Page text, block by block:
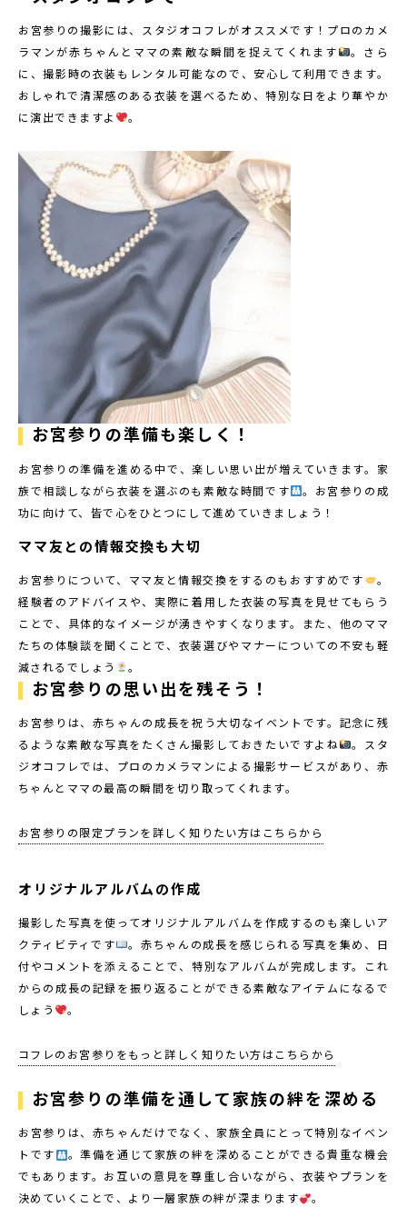
お宮参りの撮影には、スタジオコフレがオススメです！プロのカメ
ラマンが赤ちゃんとママの素敵な瞬間を捉えてくれます
。さら
に、撮影時の衣装もレンタル可能なので、安心して利用できます。
おしゃれで清潔感のある衣装を選べるため、特別な日をより華やか
に演出できますよ
。
お宮参りの準備も楽しく！
お宮参りの準備を進める中で、楽しい思い出が増えていきます。家
族で相談しながら衣装を選ぶのも素敵な時間です
。お宮参りの成
功に向けて、皆で心をひとつにして進めていきましょう！
ママ友との情報交換も大切
お宮参りについて、ママ友と情報交換をするのもおすすめです
。
経験者のアドバイスや、実際に着用した衣装の写真を見せてもらう
ことで、具体的なイメージが湧きやすくなります。また、他のママ
たちの体験談を聞くことで、衣装選びやマナーについての不安も軽
減されるでしょう
。
お宮参りの思い出を残そう！
お宮参りは、赤ちゃんの成長を祝う大切なイベントです。記念に残
るような素敵な写真をたくさん撮影しておきたいですよね
。スタ
ジオコフレでは、プロのカメラマンによる撮影サービスがあり、赤
ちゃんとママの最高の瞬間を切り取ってくれます。
お宮参りの限定プランを詳しく知りたい方はこちらから
オリジナルアルバムの作成
撮影した写真を使ってオリジナルアルバムを作成するのも楽しいア
クティビティです
。赤ちゃんの成長を感じられる写真を集め、日
付やコメントを添えることで、特別なアルバムが完成します。これ
からの成長の記録を振り返ることができる素敵なアイテムになるで
しょう
。
コフレのお宮参りをもっと詳しく知りたい方はこちらから
お宮参りの準備を通して家族の絆を深める
お宮参りは、赤ちゃんだけでなく、家族全員にとって特別なイベン
トです
。準備を通じて家族の絆を深めることができる貴重な機会
でもあります。お互いの意見を尊重し合いながら、衣装やプランを
決めていくことで、より一層家族の絆が深まります
。